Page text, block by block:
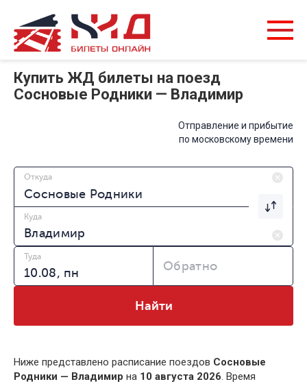
Купить ЖД билеты на поезд
Сосновые Родники — Владимир
Отправление и прибытие
по московскому времени
Откуда
Куда
Туда
Обратно
Найти
Ниже представлено расписание поездов Сосновые
Родники — Владимир на 10 августа 2026. Время